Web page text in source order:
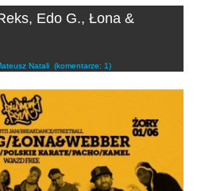
Edo G., Łona &
Natali (komentarze: 1)